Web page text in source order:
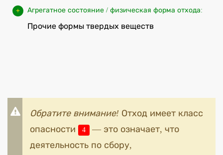
Агрегатное состояние / физическая форма отхода:
Прочие формы твердых веществ
Обратите внимание! Отход имеет класс
опасности
4
— это означает, что
деятельность по сбору,